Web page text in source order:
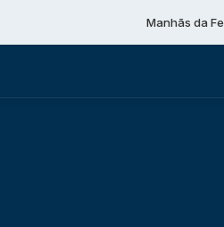
Manhãs da Festival das